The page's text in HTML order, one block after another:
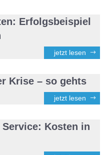
Erfolgsbeispiel
jetzt lesen
Krise – so gehts
jetzt lesen
Kosten in